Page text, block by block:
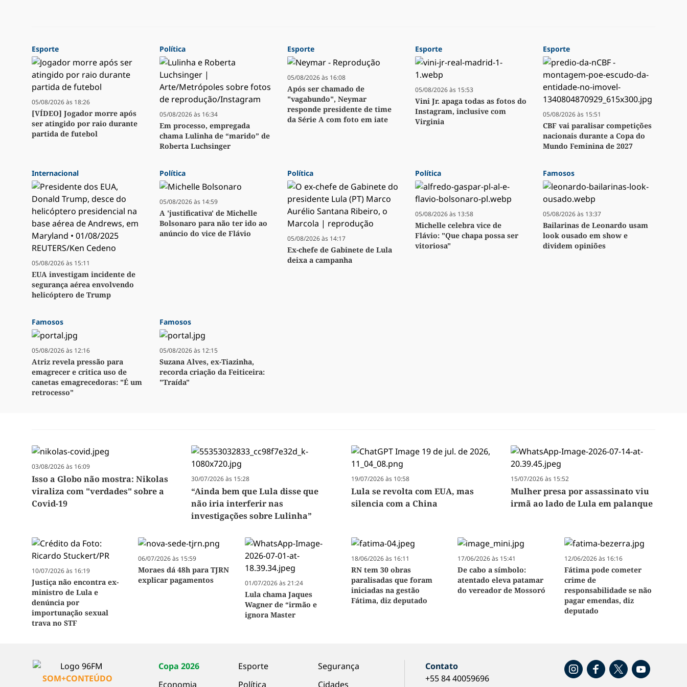
Esporte
05/08/2026 às 18:26
[VÍDEO] Jogador morre após
ser atingido por raio durante
partida de futebol
Política
05/08/2026 às 16:34
Em processo, empregada
chama Lulinha de “marido” de
Roberta Luchsinger
Esporte
05/08/2026 às 16:08
Após ser chamado de
"vagabundo", Neymar
responde presidente de time
da Série A com foto em iate
Esporte
05/08/2026 às 15:53
Vini Jr. apaga todas as fotos do
Instagram, inclusive com
Virginia
Esporte
05/08/2026 às 15:51
CBF vai paralisar competições
nacionais durante a Copa do
Mundo Feminina de 2027
Internacional
05/08/2026 às 15:11
EUA investigam incidente de
segurança aérea envolvendo
helicóptero de Trump
Política
05/08/2026 às 14:59
A 'justificativa' de Michelle
Bolsonaro para não ter ido ao
anúncio do vice de Flávio
Política
05/08/2026 às 14:17
Ex-chefe de Gabinete de Lula
deixa a campanha
Política
05/08/2026 às 13:58
Michelle celebra vice de
Flávio: "Que chapa possa ser
vitoriosa"
Famosos
05/08/2026 às 13:37
Bailarinas de Leonardo usam
look ousado em show e
dividem opiniões
Famosos
05/08/2026 às 12:16
Atriz revela pressão para
emagrecer e critica uso de
canetas emagrecedoras: "É um
retrocesso"
Famosos
05/08/2026 às 12:15
Suzana Alves, ex-Tiazinha,
recorda criação da Feiticeira:
"Traída"
03/08/2026 às 16:09
Isso a Globo não mostra: Nikolas
viraliza com "verdades" sobre a
Covid-19
30/07/2026 às 15:28
“Ainda bem que Lula disse que
não iria interferir nas
investigações sobre Lulinha”
19/07/2026 às 10:58
Lula se revolta com EUA, mas
silencia com a China
15/07/2026 às 15:52
Mulher presa por assassinato viu
irmã ao lado de Lula em palanque
10/07/2026 às 16:19
Justiça não encontra ex-
ministro de Lula e
denúncia por
importunação sexual
trava no STF
06/07/2026 às 15:59
Moraes dá 48h para TJRN
explicar pagamentos
01/07/2026 às 21:24
Lula chama Jaques
Wagner de “irmão e
ignora Master
18/06/2026 às 16:11
RN tem 30 obras
paralisadas que foram
iniciadas na gestão
Fátima, diz deputado
17/06/2026 às 15:41
De cabo a símbolo:
atentado eleva patamar
do vereador de Mossoró
12/06/2026 às 16:16
Fátima pode cometer
crime de
responsabilidade se não
pagar emendas, diz
deputado
SOM+CONTEÚDO
Copa 2026
Economia
Esporte
Política
Segurança
Cidades
Contato
+55 84 40059696